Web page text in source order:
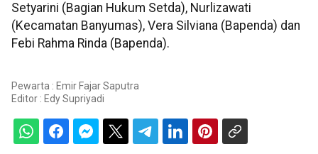
Setyarini (Bagian Hukum Setda), Nurlizawati
(Kecamatan Banyumas), Vera Silviana (Bapenda) dan
Febi Rahma Rinda (Bapenda).
Pewarta : Emir Fajar Saputra
Editor : Edy Supriyadi